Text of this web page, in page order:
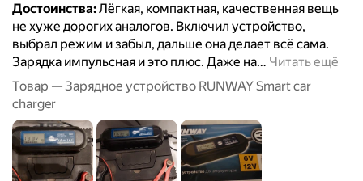
Достоинства:Лёгкая, компактная, качественная вещь
не хуже дорогих аналогов. Включил устройство,
выбрал режим и забыл, дальше она делает всё сама.
Зарядка импульсная и это плюс. Даже на… Читать ещё
Товар — Зарядное устройство RUNWAY Smart car
charger